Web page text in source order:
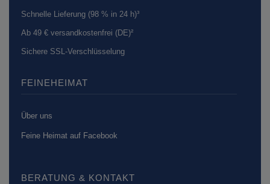
Schnelle Lieferung (98 % in 24 h)³
Ab 49 € versandkostenfrei (DE)²
Sichere SSL-Verschlüsselung
FEINEHEIMAT
Über uns
Feine Heimat auf Facebook
BERATUNG & KONTAKT